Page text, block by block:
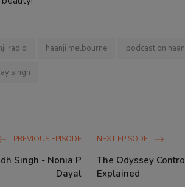
radio haanji melbourne podcast on
singh
PREVIOUS EPISODE
Singh - Nonia P
Dayal
NEXT EPISODE
The Odyssey
Explained